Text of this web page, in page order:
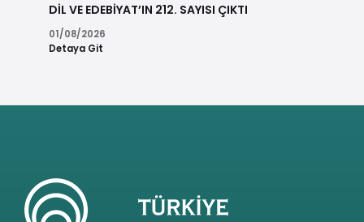
DİL VE EDEBİYAT’IN 212. SAYISI ÇIKTI
01/08/2026
Detaya Git